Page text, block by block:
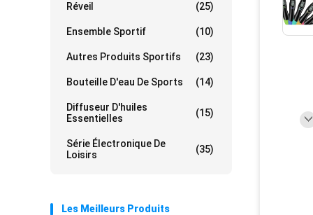
Réveil (25)
Ensemble Sportif (10)
Autres Produits Sportifs (23)
Bouteille D'eau De Sports (14)
Diffuseur D'huiles
Essentielles
(15)
Série Électronique De
Loisirs
(35)
Les Meilleurs Produits